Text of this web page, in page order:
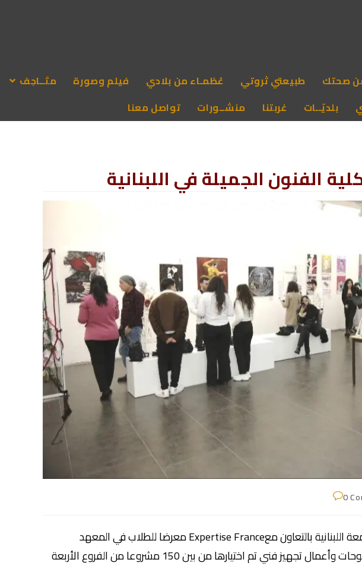
صحتك طبيعتي ثروتي عُظمـاء من بلادي فيلم وصورة
متَــاحِف
بلديّــات غربتنا منشــورات تواصل معنا
الفنون الجميلة في اللبنانية
0
نظمت كلية الفنون الجميلة والعمارة – الجامعة اللبنانية بالتعاون معExpertise France معرضا للطلاب في المعهد
الفرنسي – بيروت، تضمن 32 عملا فنياً من لوحات وأعمال تجهيز فني تم اختيارها من بين 150 مشروعا من الفروع الأربعة